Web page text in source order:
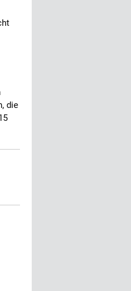
die